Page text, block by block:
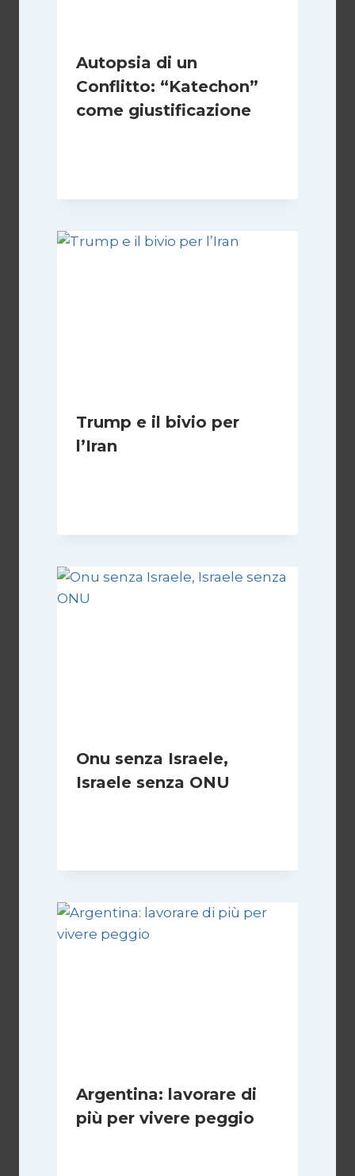
Autopsia di un
Conflitto: “Katechon”
come giustificazione
Trump e il bivio per
l’Iran
Onu senza Israele,
Israele senza ONU
Argentina: lavorare di
più per vivere peggio